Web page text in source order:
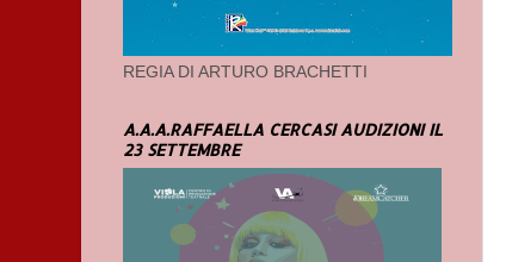
REGIA DI ARTURO BRACHETTI
A.A.A.RAFFAELLA CERCASI AUDIZIONI IL
23 SETTEMBRE